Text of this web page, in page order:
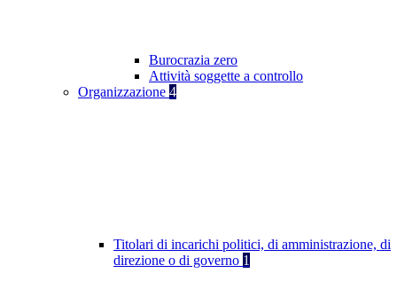
Burocrazia zero
Attività soggette a controllo
Organizzazione 4
Titolari di incarichi politici, di amministrazione, di
direzione o di governo 1